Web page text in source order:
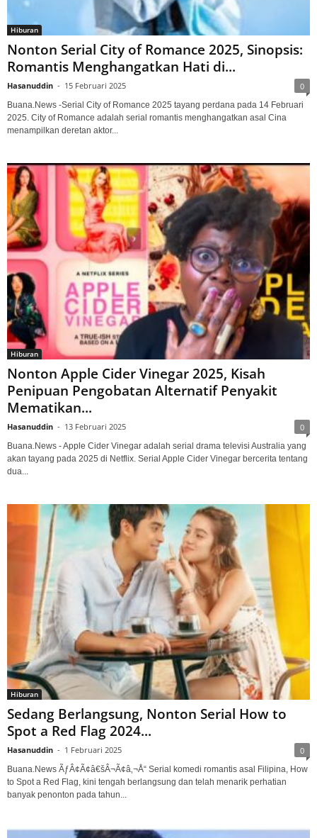
Hiburan
Nonton Serial City of Romance 2025, Sinopsis:
Romantis Menghangatkan Hati di...
Hasanuddin - 15 Februari 2025 0
Buana.News -Serial City of Romance 2025 tayang perdana pada 14 Februari
2025. City of Romance adalah serial romantis menghangatkan asal Cina
menampilkan deretan aktor...
Hiburan
Nonton Apple Cider Vinegar 2025, Kisah
Penipuan Pengobatan Alternatif Penyakit
Mematikan...
Hasanuddin - 13 Februari 2025 0
Buana.News - Apple Cider Vinegar adalah serial drama televisi Australia yang
akan tayang pada 2025 di Netflix. Serial Apple Cider Vinegar bercerita tentang
dua...
Hiburan
Sedang Berlangsung, Nonton Serial How to
Spot a Red Flag 2024...
Hasanuddin - 1 Februari 2025 0
Buana.News ÃƒÂ¢Ã¢â€šÂ¬Ã¢â‚¬Å“ Serial komedi romantis asal Filipina, How
to Spot a Red Flag, kini tengah berlangsung dan telah menarik perhatian
banyak penonton pada tahun...